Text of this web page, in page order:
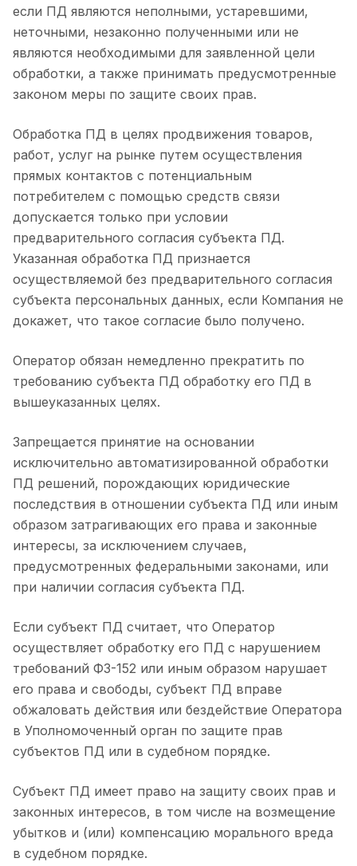
если ПД являются неполными, устаревшими,
неточными, незаконно полученными или не
являются необходимыми для заявленной цели
обработки, а также принимать предусмотренные
законом меры по защите своих прав.
Обработка ПД в целях продвижения товаров,
работ, услуг на рынке путем осуществления
прямых контактов с потенциальным
потребителем с помощью средств связи
допускается только при условии
предварительного согласия субъекта ПД.
Указанная обработка ПД признается
осуществляемой без предварительного согласия
субъекта персональных данных, если Компания не
докажет, что такое согласие было получено.
Оператор обязан немедленно прекратить по
требованию субъекта ПД обработку его ПД в
вышеуказанных целях.
Запрещается принятие на основании
исключительно автоматизированной обработки
ПД решений, порождающих юридические
последствия в отношении субъекта ПД или иным
образом затрагивающих его права и законные
интересы, за исключением случаев,
предусмотренных федеральными законами, или
при наличии согласия субъекта ПД.
Если субъект ПД считает, что Оператор
осуществляет обработку его ПД с нарушением
требований ФЗ-152 или иным образом нарушает
его права и свободы, субъект ПД вправе
обжаловать действия или бездействие Оператора
в Уполномоченный орган по защите прав
субъектов ПД или в судебном порядке.
Субъект ПД имеет право на защиту своих прав и
законных интересов, в том числе на возмещение
убытков и (или) компенсацию морального вреда
в судебном порядке.